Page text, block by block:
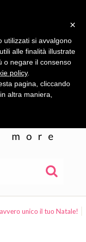
unico il tuo Natale!
×
utilizzati si avvalgono
alle finalità illustrate
o negare il consenso
policy.
pagina, cliccando
altra maniera,